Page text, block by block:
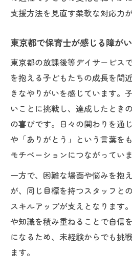
障がいを抱える子ど
夫
待遇と家賃補助に注目する
助制度
東京都の保育士待遇
放課後等デイサービ
保育士が知っておき
ト
障がいを抱える子ども
徴
資格や業務内容で迷う保
説
障がいを抱える子ど
支援方法を見直す柔軟な対応力
東京都で保育士が感じる障が
東京都の放課後等デイサービス
を抱える子どもたちの成長を間
きなやりがいを感じています。
いことに挑戦し、達成したとき
の喜びです。日々の関わりを通
や「ありがとう」という言葉を
モチベーションにつながっていま
一方で、困難な場面や悩みを抱
が、同じ目標を持つスタッフと
スキルアップが支えとなります
や知識を積み重ねることで自信
になるため、未経験からでも挑
ます。